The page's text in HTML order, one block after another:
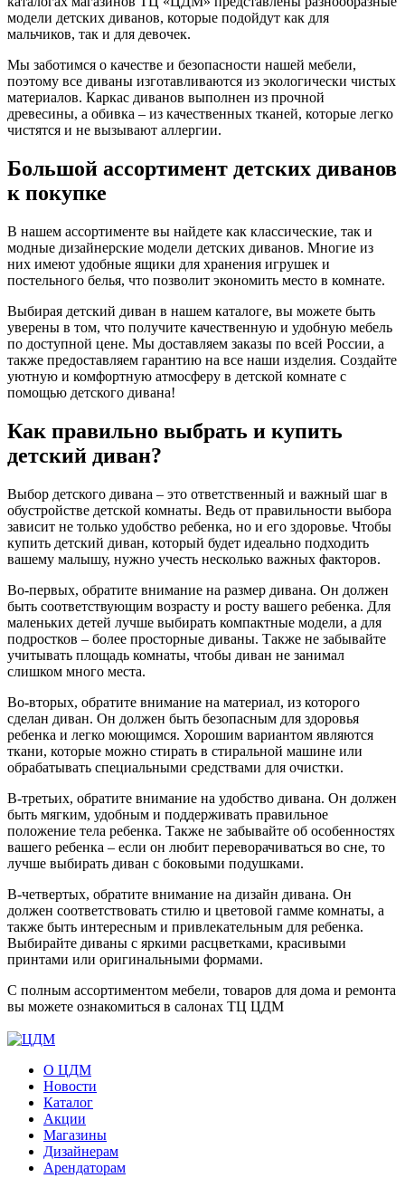
модели детских диванов, которые подойдут как для
мальчиков, так и для девочек.
Мы заботимся о качестве и безопасности нашей мебели,
поэтому все диваны изготавливаются из экологически чистых
материалов. Каркас диванов выполнен из прочной
древесины, а обивка – из качественных тканей, которые легко
чистятся и не вызывают аллергии.
Большой ассортимент детских диванов
к покупке
В нашем ассортименте вы найдете как классические, так и
модные дизайнерские модели детских диванов. Многие из
них имеют удобные ящики для хранения игрушек и
постельного белья, что позволит экономить место в комнате.
Выбирая детский диван в нашем каталоге, вы можете быть
уверены в том, что получите качественную и удобную мебель
по доступной цене. Мы доставляем заказы по всей России, а
также предоставляем гарантию на все наши изделия. Создайте
уютную и комфортную атмосферу в детской комнате с
помощью детского дивана!
Как правильно выбрать и купить
детский диван?
Выбор детского дивана – это ответственный и важный шаг в
обустройстве детской комнаты. Ведь от правильности выбора
зависит не только удобство ребенка, но и его здоровье. Чтобы
купить детский диван, который будет идеально подходить
вашему малышу, нужно учесть несколько важных факторов.
Во-первых, обратите внимание на размер дивана. Он должен
быть соответствующим возрасту и росту вашего ребенка. Для
маленьких детей лучше выбирать компактные модели, а для
подростков – более просторные диваны. Также не забывайте
учитывать площадь комнаты, чтобы диван не занимал
слишком много места.
Во-вторых, обратите внимание на материал, из которого
сделан диван. Он должен быть безопасным для здоровья
ребенка и легко моющимся. Хорошим вариантом являются
ткани, которые можно стирать в стиральной машине или
обрабатывать специальными средствами для очистки.
В-третьих, обратите внимание на удобство дивана. Он должен
быть мягким, удобным и поддерживать правильное
положение тела ребенка. Также не забывайте об особенностях
вашего ребенка – если он любит переворачиваться во сне, то
лучше выбирать диван с боковыми подушками.
В-четвертых, обратите внимание на дизайн дивана. Он
должен соответствовать стилю и цветовой гамме комнаты, а
также быть интересным и привлекательным для ребенка.
Выбирайте диваны с яркими расцветками, красивыми
принтами или оригинальными формами.
С полным ассортиментом мебели, товаров для дома и ремонта
вы можете ознакомиться в салонах ТЦ ЦДМ
О ЦДМ
Новости
Каталог
Акции
Магазины
Дизайнерам
Арендаторам